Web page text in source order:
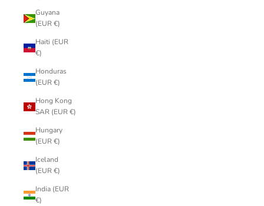
Guyana
(EUR €)
Haiti (EUR
€)
Honduras
(EUR €)
Hong Kong
SAR (EUR €)
Hungary
(EUR €)
Iceland
(EUR €)
India (EUR
€)